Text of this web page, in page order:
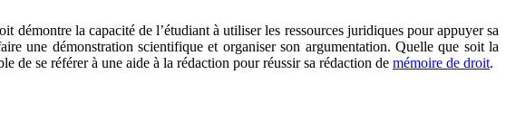
la capacité de l’étudiant à utiliser les ressources juridiques pour appuyer sa
une démonstration scientifique et organiser son argumentation. Quelle que soit la
de se référer à une aide à la rédaction pour réussir sa rédaction de mémoire de droit.